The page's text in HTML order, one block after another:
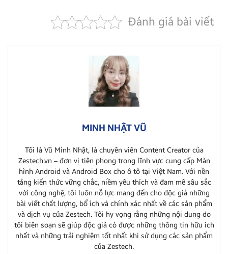
Đánh giá bài viết
MINH NHẬT VŨ
Tôi là Vũ Minh Nhật, là chuyên viên Content Creator của
Zestech.vn – đơn vị tiên phong trong lĩnh vực cung cấp Màn
hình Android và Android Box cho ô tô tại Việt Nam. Với nền
tảng kiến thức vững chắc, niềm yêu thích và đam mê sâu sắc
với công nghệ, tôi luôn nỗ lực mang đến cho độc giả những
bài viết chất lượng, bổ ích và chính xác nhất về các sản phẩm
và dịch vụ của Zestech. Tôi hy vọng rằng những nội dung do
tôi biên soạn sẽ giúp độc giả có được những thông tin hữu ích
nhất và những trải nghiệm tốt nhất khi sử dụng các sản phẩm
của Zestech.